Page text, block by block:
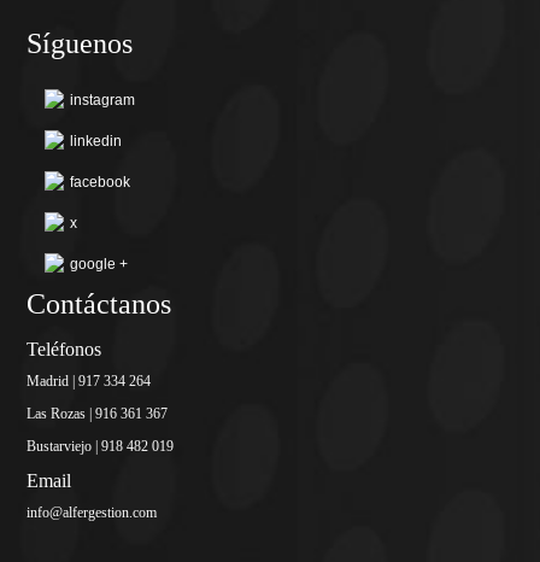
Síguenos
instagram
linkedin
facebook
x
google +
Contáctanos
Teléfonos
Madrid | 917 334 264
Las Rozas | 916 361 367
Bustarviejo | 918 482 019
Email
info@alfergestion.com